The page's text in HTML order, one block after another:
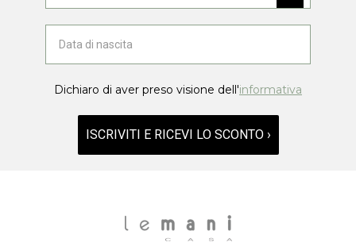
Dichiaro di aver preso visione dell'informativa
ISCRIVITI E RICEVI LO SCONTO ›